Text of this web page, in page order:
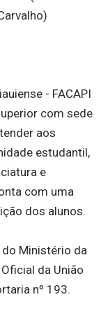
- FACAPI
com sede
aos
estudantil,
e
com uma
dos alunos.
do Ministério da
da União
nº 193.